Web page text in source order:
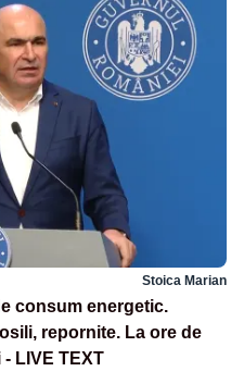
Stoica Marian
consum energetic.
repornite. La ore de
LIVE TEXT